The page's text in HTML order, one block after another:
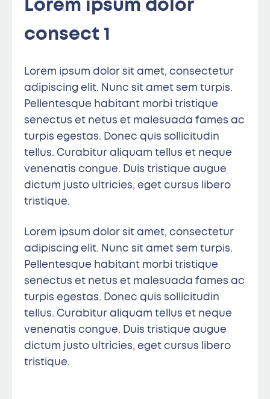
Lorem ipsum dolor
consect 1
Lorem ipsum dolor sit amet, consectetur
adipiscing elit. Nunc sit amet sem turpis.
Pellentesque habitant morbi tristique
senectus et netus et malesuada fames ac
turpis egestas. Donec quis sollicitudin
tellus. Curabitur aliquam tellus et neque
venenatis congue. Duis tristique augue
dictum justo ultricies, eget cursus libero
tristique.
Lorem ipsum dolor sit amet, consectetur
adipiscing elit. Nunc sit amet sem turpis.
Pellentesque habitant morbi tristique
senectus et netus et malesuada fames ac
turpis egestas. Donec quis sollicitudin
tellus. Curabitur aliquam tellus et neque
venenatis congue. Duis tristique augue
dictum justo ultricies, eget cursus libero
tristique.